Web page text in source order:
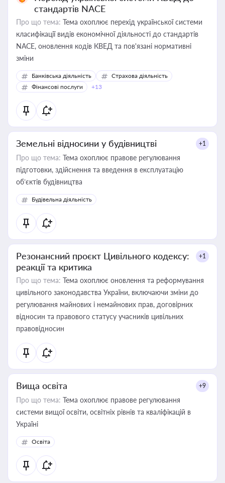
стандартів NACE
Про що тема: Тема охоплює перехід української системи
класифікації видів економічної діяльності до стандартів
NACE, оновлення кодів КВЕД та пов'язані нормативні
зміни
Банківська діяльність
Страхова діяльність
Фінансові послуги
+13
Земельні відносини у будівництві +1
Про що тема: Тема охоплює правове регулювання
підготовки, здійснення та введення в експлуатацію
об’єктів будівництва
Будівельна діяльність
Резонансний проєкт Цивільного кодексу:
реакції та критика
+1
Про що тема: Тема охоплює оновлення та реформування
цивільного законодавства України, включаючи зміни до
регулювання майнових і немайнових прав, договірних
відносин та правового статусу учасників цивільних
правовідносин
Вища освіта +9
Про що тема: Тема охоплює правове регулювання
системи вищої освіти, освітніх рівнів та кваліфікацій в
Україні
Освіта